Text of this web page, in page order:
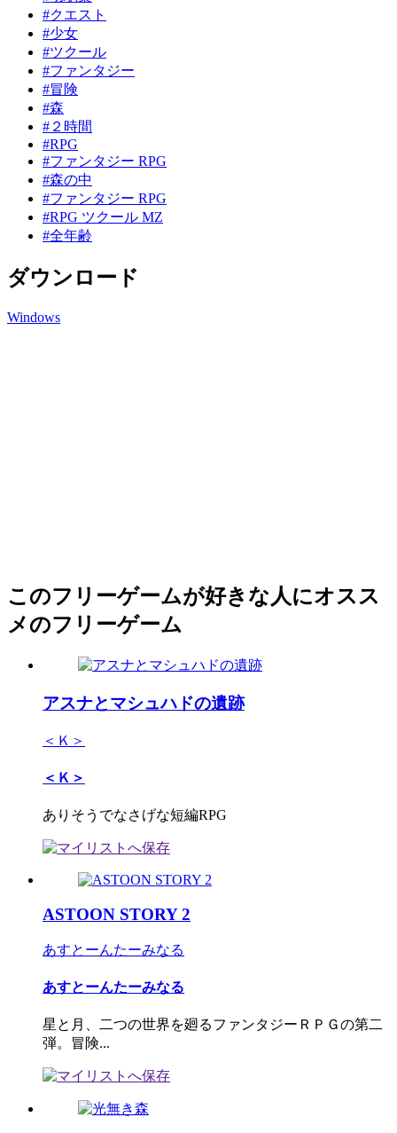
#クエスト
#少女
#ツクール
#ファンタジー
#冒険
#森
#２時間
#RPG
#ファンタジー RPG
#森の中
#ファンタジー RPG
#RPG ツクール MZ
#全年齢
ダウンロード
Windows
このフリーゲームが好きな人にオスス
メのフリーゲーム
アスナとマシュハドの遺跡
＜Ｋ＞
＜Ｋ＞
ありそうでなさげな短編RPG
ASTOON STORY 2
あすとーんたーみなる
あすとーんたーみなる
星と月、二つの世界を廻るファンタジーＲＰＧの第二
弾。冒険...